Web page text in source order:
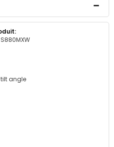
S880MXW
angle